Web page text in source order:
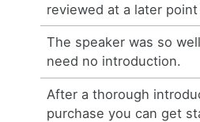
reviewed at a later
The speaker was so
need no introduction.
After a thorough
purchase you can get